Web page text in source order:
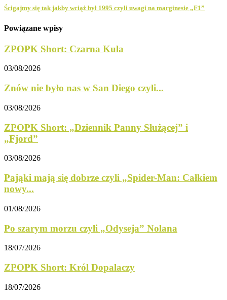
Ścigajmy się tak jakby wciąż był 1995 czyli uwagi na marginesie „F1”
Powiązane wpisy
ZPOPK Short: Czarna Kula
03/08/2026
Znów nie było nas w San Diego czyli...
03/08/2026
ZPOPK Short: „Dziennik Panny Służącej” i
„Fjord”
03/08/2026
Pająki mają się dobrze czyli „Spider-Man: Całkiem
nowy...
01/08/2026
Po szarym morzu czyli „Odyseja” Nolana
18/07/2026
ZPOPK Short: Król Dopalaczy
18/07/2026